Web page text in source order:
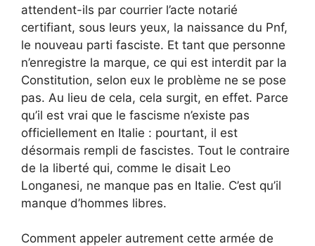
attendent-ils par courrier l’acte notarié
certifiant, sous leurs yeux, la naissance du Pnf,
le nouveau parti fasciste. Et tant que personne
n’enregistre la marque, ce qui est interdit par la
Constitution, selon eux le problème ne se pose
pas. Au lieu de cela, cela surgit, en effet. Parce
qu’il est vrai que le fascisme n’existe pas
officiellement en Italie : pourtant, il est
désormais rempli de fascistes. Tout le contraire
de la liberté qui, comme le disait Leo
Longanesi, ne manque pas en Italie. C’est qu’il
manque d’hommes libres.
Comment appeler autrement cette armée de